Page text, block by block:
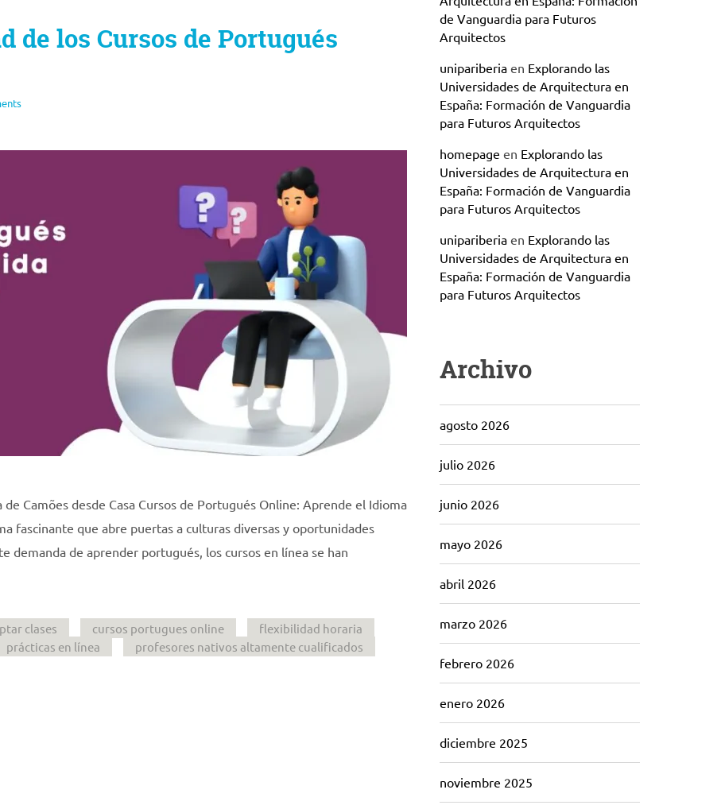
de los Cursos de Portugués
Camões desde Casa Cursos de Portugués Online: Aprende el Idioma
fascinante que abre puertas a culturas diversas y oportunidades
demanda de aprender portugués, los cursos en línea se han
clases cursos portugues online
flexibilidad horaria
prácticas en línea
profesores nativos altamente cualificados
de Vanguardia para Futuros
Arquitectos
unipariberiaen Explorando las
Universidades de Arquitectura en
España: Formación de Vanguardia
para Futuros Arquitectos
homepage en Explorando las
Universidades de Arquitectura en
España: Formación de Vanguardia
para Futuros Arquitectos
unipariberiaen Explorando las
Universidades de Arquitectura en
España: Formación de Vanguardia
para Futuros Arquitectos
Archivo
agosto 2026
julio 2026
junio 2026
mayo 2026
abril 2026
marzo 2026
febrero 2026
enero 2026
diciembre 2025
noviembre 2025